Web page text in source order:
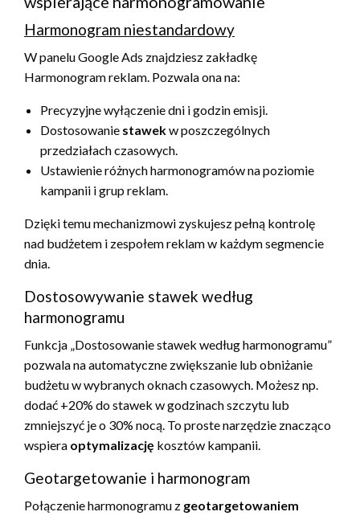
Harmonogram niestandardowy
W panelu Google Ads znajdziesz zakładkę
Harmonogram reklam. Pozwala ona na:
Precyzyjne wyłączenie dni i godzin emisji.
Dostosowanie stawekw poszczególnych
przedziałach czasowych.
Ustawienie różnych harmonogramów na poziomie
kampanii i grup reklam.
Dzięki temu mechanizmowi zyskujesz pełną kontrolę
nad budżetem i zespołem reklam w każdym segmencie
dnia.
Dostosowywanie stawek według
harmonogramu
Funkcja „Dostosowanie stawek według harmonogramu”
pozwala na automatyczne zwiększanie lub obniżanie
budżetu w wybranych oknach czasowych. Możesz np.
dodać +20% do stawek w godzinach szczytu lub
zmniejszyć je o 30% nocą. To proste narzędzie znacząco
wspiera optymalizację kosztów kampanii.
Geotargetowanie i harmonogram
Połączenie harmonogramu z geotargetowaniem